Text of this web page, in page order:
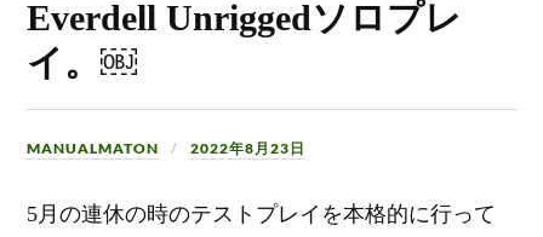
Everdell Unriggedソロプレ
イ。￼
MANUALMATON 2022年8月23日
5月の連休の時のテストプレイを本格的に行って